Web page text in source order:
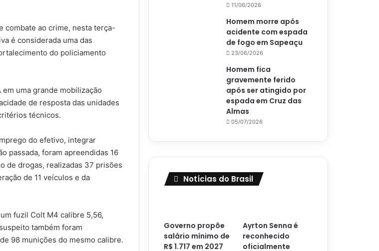
combate ao crime, nesta terça-
é considerada uma das
do policiamento
uma grande mobilização
de resposta das unidades
técnicos.
do efetivo, integrar
passada, foram apreendidas 16
de drogas, realizadas 37 prisões
de 11 veículos e da
fuzil Colt M4 calibre 5,56,
também foram
98 munições do mesmo calibre.
11/06/2026
Homem morre após
acidente com espada
de fogo em Sapeaçu
23/06/2026
Homem fica
gravemente ferido
após ser atingido por
espada em Cruz das
Almas
05/07/2026
Notícias do Brasil
Governo propõe
salário mínimo de
R$ 1.717 em 2027
Ayrton Senna é
reconhecido
oficialmente